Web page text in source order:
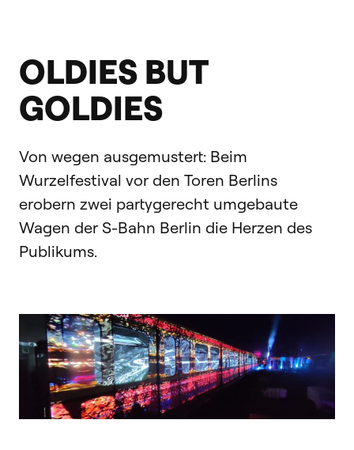
OLDIES BUT
GOLDIES
Von wegen ausgemustert: Beim
Wurzelfestival vor den Toren Berlins
erobern zwei partygerecht umgebaute
Wagen der S-Bahn Berlin die Herzen des
Publikums.